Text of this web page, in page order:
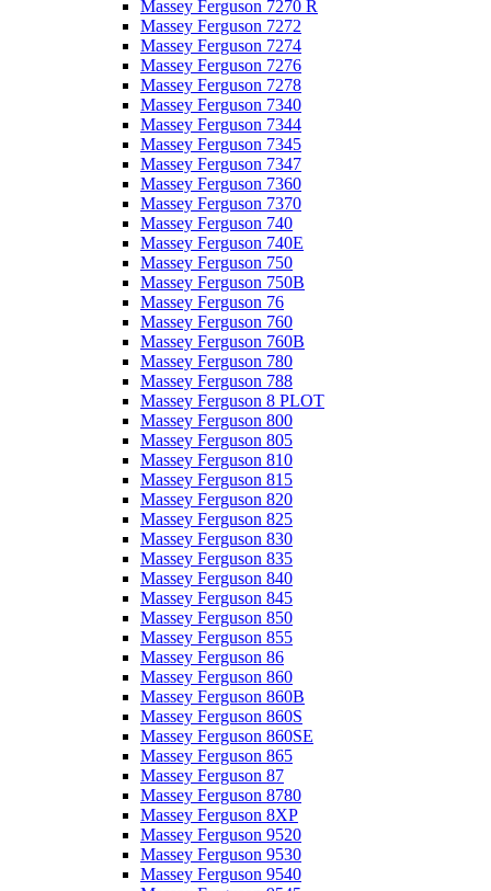
Massey Ferguson 7270 R
Massey Ferguson 7272
Massey Ferguson 7274
Massey Ferguson 7276
Massey Ferguson 7278
Massey Ferguson 7340
Massey Ferguson 7344
Massey Ferguson 7345
Massey Ferguson 7347
Massey Ferguson 7360
Massey Ferguson 7370
Massey Ferguson 740
Massey Ferguson 740E
Massey Ferguson 750
Massey Ferguson 750B
Massey Ferguson 76
Massey Ferguson 760
Massey Ferguson 760B
Massey Ferguson 780
Massey Ferguson 788
Massey Ferguson 8 PLOT
Massey Ferguson 800
Massey Ferguson 805
Massey Ferguson 810
Massey Ferguson 815
Massey Ferguson 820
Massey Ferguson 825
Massey Ferguson 830
Massey Ferguson 835
Massey Ferguson 840
Massey Ferguson 845
Massey Ferguson 850
Massey Ferguson 855
Massey Ferguson 86
Massey Ferguson 860
Massey Ferguson 860B
Massey Ferguson 860S
Massey Ferguson 860SE
Massey Ferguson 865
Massey Ferguson 87
Massey Ferguson 8780
Massey Ferguson 8XP
Massey Ferguson 9520
Massey Ferguson 9530
Massey Ferguson 9540